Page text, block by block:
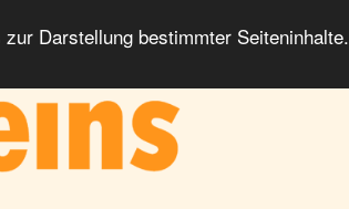
Darstellung bestimmter Seiteninhalte.